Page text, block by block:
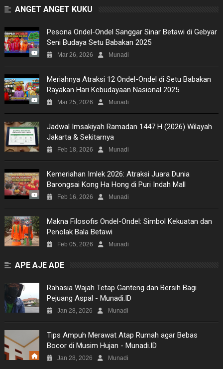
ANGET ANGET KUKU
Pesona Ondel-Ondel Sanggar Sinar Betawi di Gebyar
Seni Budaya Setu Babakan 2025
Mar 26, 2026 Munadi
Meriahnya Atraksi 12 Ondel-Ondel di Setu Babakan
Rayakan Hari Kebudayaan Nasional 2025
Mar 25, 2026 Munadi
Jadwal Imsakiyah Ramadan 1447 H (2026) Wilayah
Jakarta & Sekitarnya
Feb 18, 2026 Munadi
Kemeriahan Imlek 2026: Atraksi Juara Dunia
Barongsai Kong Ha Hong di Puri Indah Mall
Feb 16, 2026 Munadi
Makna Filosofis Ondel-Ondel: Simbol Kekuatan dan
Penolak Bala Betawi
Feb 05, 2026 Munadi
APE AJE ADE
Rahasia Wajah Tetap Ganteng dan Bersih Bagi
Pejuang Aspal - Munadi.ID
Jan 28, 2026 Munadi
Tips Ampuh Merawat Atap Rumah agar Bebas
Bocor di Musim Hujan - Munadi.ID
Jan 28, 2026 Munadi